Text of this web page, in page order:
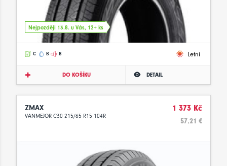
Nejpozději 13.8. u Vás, 12+ ks
C B B Letní
DO KOŠÍKU DETAIL
ZMAX
VANMEJOR C30 215/65 R15 104R
1 373 Kč
57.21 €